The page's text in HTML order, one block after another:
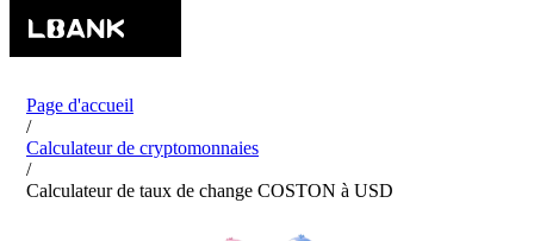
Page d'accueil
/
Calculateur de cryptomonnaies
/
Calculateur de taux de change COSTON à USD